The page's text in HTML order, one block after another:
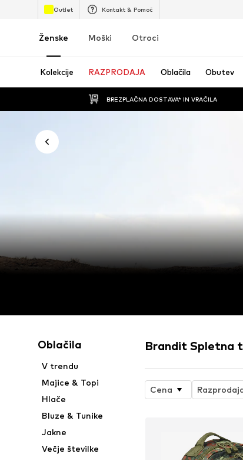
Outlet Kontakt & Pomoč
Ženske Moški Otroci
Kolekcije RAZPRODAJA Oblačila Obutev
BREZPLAČNA DOSTAVA* IN VRAČILA
Oblačila
V trendu
Majice & Topi
Hlače
Bluze & Tunike
Jakne
Večje številke
Brandit Spletna
Cena